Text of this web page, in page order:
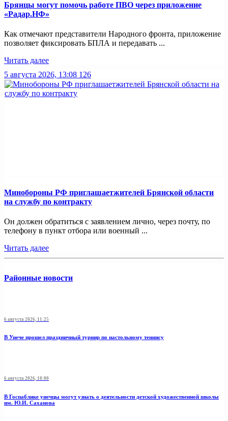
Брянцы могут помочь работе ПВО через приложение
«Радар.НФ»
Как отмечают представители Народного фронта, приложение
позволяет фиксировать БПЛА и передавать ...
Читать далее
5 августа 2026, 13:08 126
Минобoроны РФ приглaшaетжитeлeй Брянской области
на службу по контракту
Он должен обратиться с заявлением лично, через почту, по
телефону в пункт отбора или военный ...
Читать далее
Районные новости
6 августа 2026, 11:25
В Унече прошел праздничный турнир по настольному теннису
6 августа 2026, 10:00
В Госпаблике унечцы могут узнать о деятельности детской художественной школы
им. Ю.И. Саханова